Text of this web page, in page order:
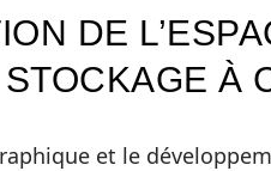
DE
À
et le